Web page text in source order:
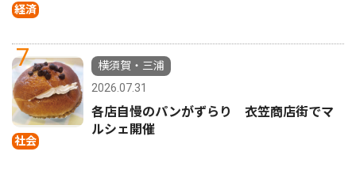
経済
7
社会
横須賀・三浦
2026.07.31
各店自慢のパンがずらり 衣笠商店街でマ
ルシェ開催